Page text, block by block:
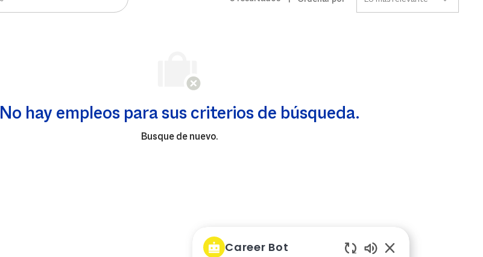
No hay empleos para sus criterios de búsqueda.
Busque de nuevo.
Career Bot